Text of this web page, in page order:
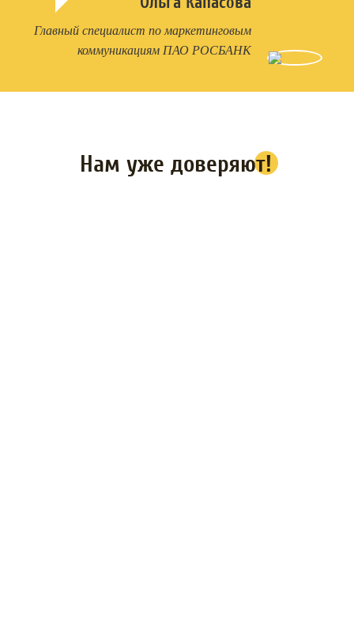
Главный специалист по маркетинговым
коммуникациям ПАО РОСБАНК
Нам уже доверяют!